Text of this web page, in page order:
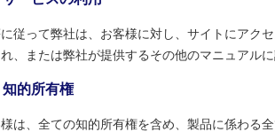
従って弊社は、お客様に対し、サイトにアク
、または弊社が提供するその他のマニュアル
的所有権
様は、全ての知的所有権を含め、製品に係わる